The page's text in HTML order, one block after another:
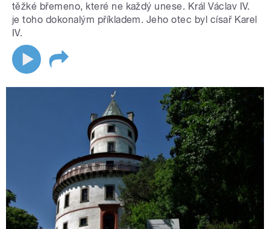
těžké břemeno, které ne každý unese. Král Václav IV.
je toho dokonalým příkladem. Jeho otec byl císař Karel
IV.